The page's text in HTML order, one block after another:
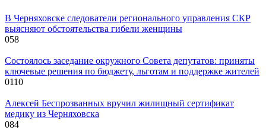
В Черняховске следователи регионального управления СКР
выясняют обстоятельства гибели женщины
058
Состоялось заседание окружного Совета депутатов: приняты
ключевые решения по бюджету, льготам и поддержке жителей
0110
Алексей Беспрозванных вручил жилищный сертификат
медику из Черняховска
084